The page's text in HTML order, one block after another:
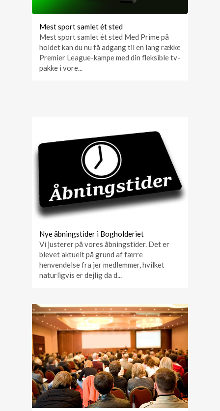
Mest sport samlet ét sted
Mest sport samlet ét sted Med Prime på
holdet kan du nu få adgang til en lang række
Premier League-kampe med din fleksible tv-
pakke i vore...
Nye åbningstider i Bogholderiet
Vi justerer på vores åbningstider. Det er
blevet aktuelt på grund af færre
henvendelse fra jer medlemmer, hvilket
naturligvis er dejlig da d...